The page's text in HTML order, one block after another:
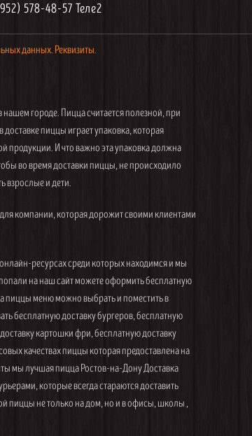
578-48-57 Теле2
данных. Реквизиты.
городе. Пицца считается полезной, при
пиццы играет упаковка, которая
продукции. И что важно эта упаковка должна
во время доставки пиццы, не происходило
взрослые и дети.
компании, которая дорожит своими клиентами
ресурсах среди которых находимся и мы
на наш сайт можете оформить бесплатную
пиццы меню можно выбрать и поместить в
бесплатную доставку бургеров, бесплатную
картошки фри, бесплатную доставку
качествах пиццы которая предоставлена на
мы лучшая пицца Ростов-на-Дону Доставка
которые всегда стараются доставить
пиццы не только на дом, но и в офисы, школы ,